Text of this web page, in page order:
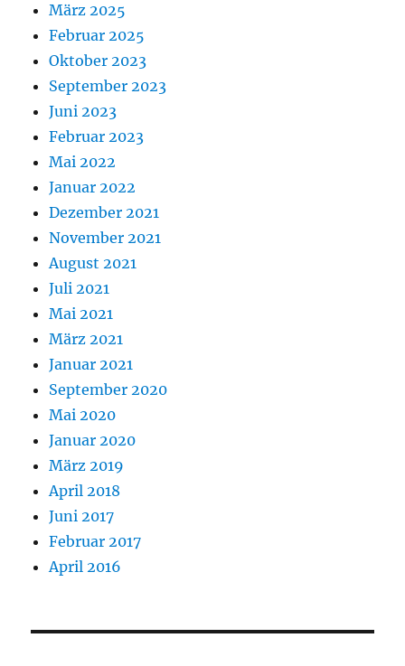
März 2025
Februar 2025
Oktober 2023
September 2023
Juni 2023
Februar 2023
Mai 2022
Januar 2022
Dezember 2021
November 2021
August 2021
Juli 2021
Mai 2021
März 2021
Januar 2021
September 2020
Mai 2020
Januar 2020
März 2019
April 2018
Juni 2017
Februar 2017
April 2016